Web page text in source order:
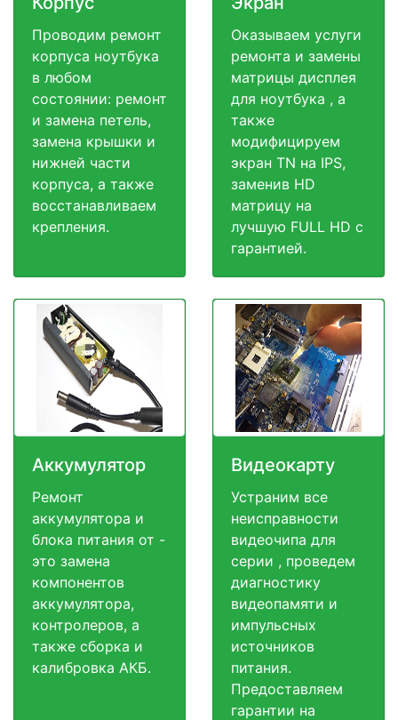
Проводим ремонт
корпуса ноутбука
в любом
состоянии: ремонт
и замена петель,
замена крышки и
нижней части
корпуса, а также
восстанавливаем
крепления.
Оказываем услуги
ремонта и замены
матрицы дисплея
для ноутбука , а
также
модифицируем
экран TN на IPS,
заменив HD
матрицу на
лучшую FULL HD c
гарантией.
Аккумулятор
Ремонт
аккумулятора и
блока питания от -
это замена
компонентов
аккумулятора,
контролеров, а
также сборка и
калибровка АКБ.
Видеокарту
Устраним все
неисправности
видеочипа для
серии , проведем
диагностику
видеопамяти и
импульсных
источников
питания.
Предоставляем
гарантии на